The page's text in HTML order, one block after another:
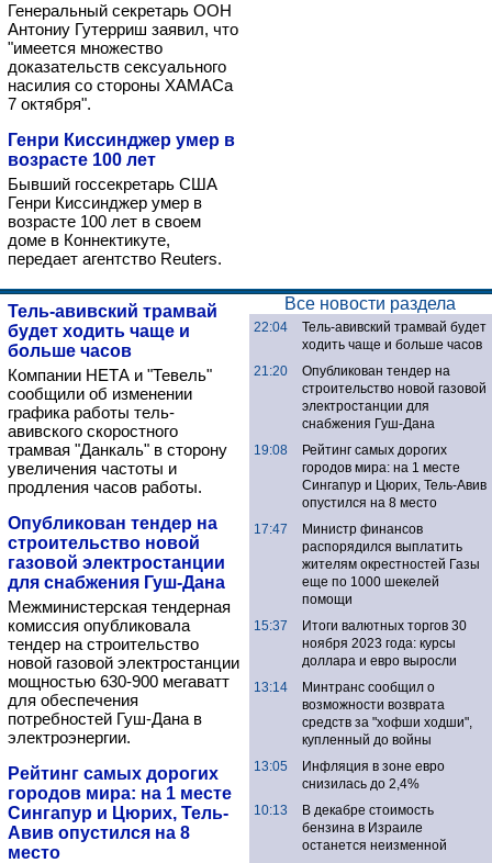
Генеральный секретарь ООН
Антониу Гутерриш заявил, что
"имеется множество
доказательств сексуального
насилия со стороны ХАМАСа
7 октября".
Генри Киссинджер умер в
возрасте 100 лет
Бывший госсекретарь США
Генри Киссинджер умер в
возрасте 100 лет в своем
доме в Коннектикуте,
передает агентство Reuters.
Тель-авивский трамвай
будет ходить чаще и
больше часов
Компании НЕТА и "Тевель"
сообщили об изменении
графика работы тель-
авивского скоростного
трамвая "Данкаль" в сторону
увеличения частоты и
продления часов работы.
Опубликован тендер на
строительство новой
газовой электростанции
для снабжения Гуш-Дана
Межминистерская тендерная
комиссия опубликовала
тендер на строительство
новой газовой электростанции
мощностью 630-900 мегаватт
для обеспечения
потребностей Гуш-Дана в
электроэнергии.
Рейтинг самых дорогих
городов мира: на 1 месте
Сингапур и Цюрих, Тель-
Авив опустился на 8
место
Все новости раздела
22:04
Тель-авивский трамвай будет
ходить чаще и больше часов
21:20
Опубликован тендер на
строительство новой газовой
электростанции для
снабжения Гуш-Дана
19:08
Рейтинг самых дорогих
городов мира: на 1 месте
Сингапур и Цюрих, Тель-Авив
опустился на 8 место
17:47
Министр финансов
распорядился выплатить
жителям окрестностей Газы
еще по 1000 шекелей
помощи
15:37
Итоги валютных торгов 30
ноября 2023 года: курсы
доллара и евро выросли
13:14
Минтранс сообщил о
возможности возврата
средств за "хофши ходши",
купленный до войны
13:05
Инфляция в зоне евро
снизилась до 2,4%
10:13
В декабре стоимость
бензина в Израиле
останется неизменной